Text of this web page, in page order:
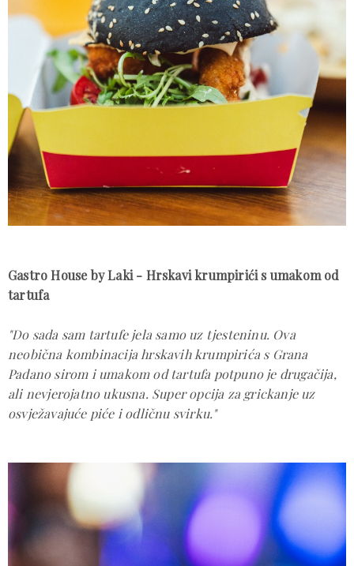
Gastro House by Laki - Hrskavi krumpirići s umakom od
tartufa
"Do sada sam tartufe jela samo uz tjesteninu. Ova
neobična kombinacija hrskavih krumpirića s Grana
Padano sirom i umakom od tartufa potpuno je drugačija,
ali nevjerojatno ukusna. Super opcija za grickanje uz
osvježavajuće piće i odličnu svirku."